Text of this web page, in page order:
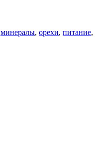
минералы, орехи, питание,